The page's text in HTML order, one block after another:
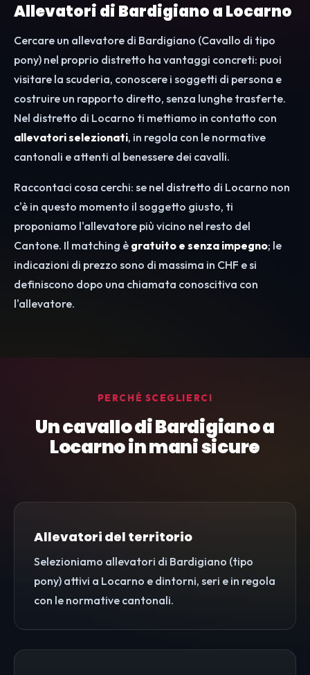
Allevatori di Bardigiano a Locarno
Cercare un allevatore di Bardigiano (Cavallo di tipo
pony) nel proprio distretto ha vantaggi concreti: puoi
visitare la scuderia, conoscere i soggetti di persona e
costruire un rapporto diretto, senza lunghe trasferte.
Nel distretto di Locarno ti mettiamo in contatto con
allevatori selezionati, in regola con le normative
cantonali e attenti al benessere dei cavalli.
Raccontaci cosa cerchi: se nel distretto di Locarno non
c'è in questo momento il soggetto giusto, ti
proponiamo l'allevatore più vicino nel resto del
Cantone. Il matching è gratuito e senza impegno; le
indicazioni di prezzo sono di massima in CHF e si
definiscono dopo una chiamata conoscitiva con
l'allevatore.
PERCHÉ SCEGLIERCI
Un cavallo di Bardigiano a
Locarno in mani sicure
Allevatori del territorio
Selezioniamo allevatori di Bardigiano (tipo
pony) attivi a Locarno e dintorni, seri e in regola
con le normative cantonali.